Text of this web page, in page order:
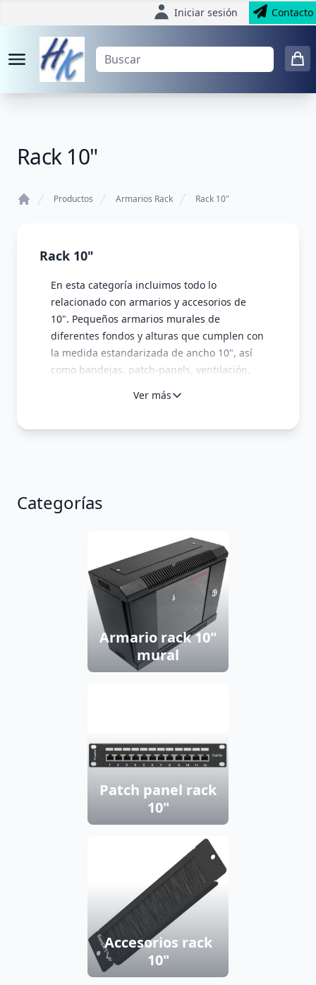
Iniciar sesión Contacto
Rack 10"
Productos Armarios Rack Rack 10"
Rack 10"
En esta categoría incluimos todo lo
relacionado con armarios y accesorios de
10". Pequeños armarios murales de
diferentes fondos y alturas que cumplen con
la medida estandarizada de ancho 10", así
como bandejas, patch-panels, ventilación,
compatibles con el estándar 10".
Ver más
Categorías
Armario rack 10"
mural
Patch panel rack
10"
Accesorios rack
10"